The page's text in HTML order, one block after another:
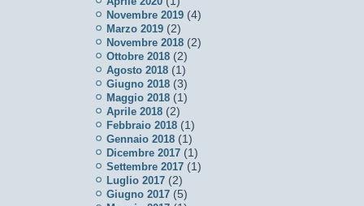
Novembre 2019 (4)
Marzo 2019 (2)
Novembre 2018 (2)
Ottobre 2018 (2)
Agosto 2018 (1)
Giugno 2018 (3)
Maggio 2018 (1)
Aprile 2018 (2)
Febbraio 2018 (1)
Gennaio 2018 (1)
Dicembre 2017 (1)
Settembre 2017 (1)
Luglio 2017 (2)
Giugno 2017 (5)